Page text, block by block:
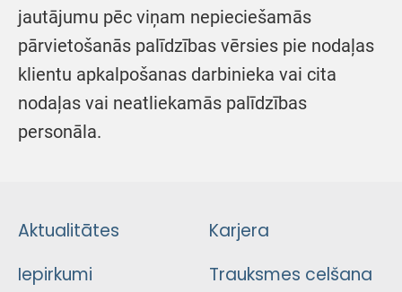
jautājumu pēc viņam nepieciešamās
pārvietošanās palīdzības vērsies pie nodaļas
klientu apkalpošanas darbinieka vai cita
nodaļas vai neatliekamās palīdzības
personāla.
Aktualitātes
Iepirkumi
Karjera
Trauksmes celšana